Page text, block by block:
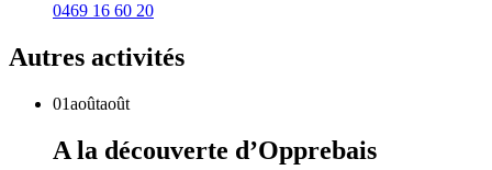
0469 16 60 20
Autres activités
01aoûtaoût
A la découverte d’Opprebais